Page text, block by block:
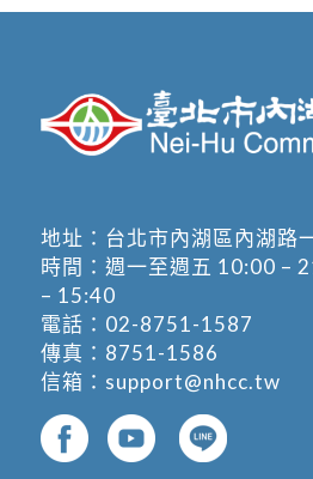
地址： 台北市內湖區內湖路
時間：週一至週五 10:00 –
– 15:40
電話： 02-8751-1587
傳真：8751-1586
信箱： support@nhcc.tw